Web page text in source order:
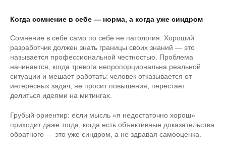
Когда сомнение в себе — норма, а когда уже синдром
Сомнение в себе само по себе не патология. Хороший
разработчик должен знать границы своих знаний — это
называется профессиональной честностью. Проблема
начинается, когда тревога непропорциональна реальной
ситуации и мешает работать: человек отказывается от
интересных задач, не просит повышения, перестает
делиться идеями на митингах.
Грубый ориентир: если мысль «я недостаточно хорош»
приходит даже тогда, когда есть объективные доказательства
обратного — это уже синдром, а не здравая самооценка.